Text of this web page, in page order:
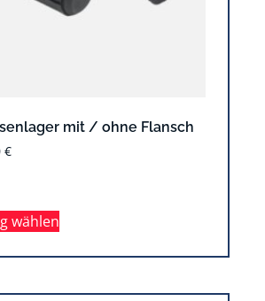
mit / ohne Flansch
€
wählen